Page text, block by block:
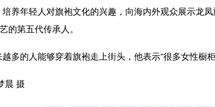
养年轻人对旗袍文化的兴趣，向海内外观众展示龙
的第五代传承人。
的人能够穿着旗袍走上街头，他表示“很多女性橱柜
摄